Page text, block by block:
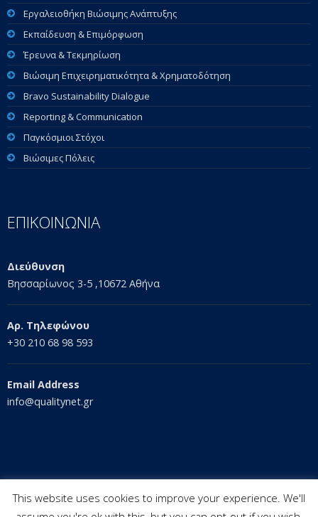
Εργαλειοθήκη Βιώσιμης Ανάπτυξης
Εκπαίδευση & Επιμόρφωση
Έρευνα & Τεκμηρίωση
Βιώσιμη Επιχειρηματικότητα & Χρηματοδότηση
Bravo Sustainability Dialogue
Reporting & Communication
Παγκόσμιοι Στόχοι
Βιώσιμες Πόλεις
ΕΠΙΚΟΙΝΩΝΙΑ
Διεύθυνση
Βησσαρίωνος 3-5 ,10672 Αθήνα
Αρ. Τηλεφώνου
+30 210 68 98 593
Email Address
info@qualitynet.gr
This website uses cookies to improve your experience. We'll